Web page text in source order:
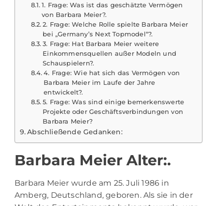
1. Frage: Was ist das geschätzte Vermögen
von Barbara Meier?.
2. Frage: Welche Rolle spielte Barbara Meier
bei „Germany’s Next Topmodel“?.
3. Frage: Hat Barbara Meier weitere
Einkommensquellen außer Modeln und
Schauspielern?.
4. Frage: Wie hat sich das Vermögen von
Barbara Meier im Laufe der Jahre
entwickelt?.
5. Frage: Was sind einige bemerkenswerte
Projekte oder Geschäftsverbindungen von
Barbara Meier?
Abschließende Gedanken:
Barbara Meier Alter:.
Barbara Meier wurde am 25. Juli 1986 in
Amberg, Deutschland, geboren. Als sie in der